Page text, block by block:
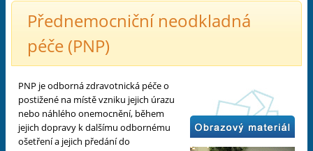
Přednemocniční neodkladná
péče (PNP)
PNP je odborná zdravotnická péče o
postižené na místě vzniku jejich úrazu
nebo náhlého onemocnění, během
jejich dopravy k dalšímu odbornému
ošetření a jejich předání do